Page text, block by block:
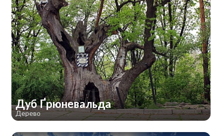
Дуб Ґрюневальда
Дерево